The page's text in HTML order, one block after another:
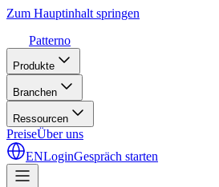
Zum Hauptinhalt springen
Patterno
Produkte
Branchen
Ressourcen
PreiseÜber uns
ENLoginGespräch starten